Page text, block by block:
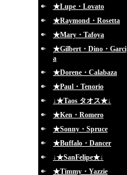
★Lupe・Lovato
★Raymond・Rosetta
★Mary・Tafoya
★Gilbert・Dino・Garci
a
★Dorene・Calabaza
★Paul・Tenorio
↓★Taos タオス★↓
★Ken・Romero
★Sonny・Spruce
★Buffalo・Dancer
↓★SanFelipe★↓
★Timmy・Yazzie